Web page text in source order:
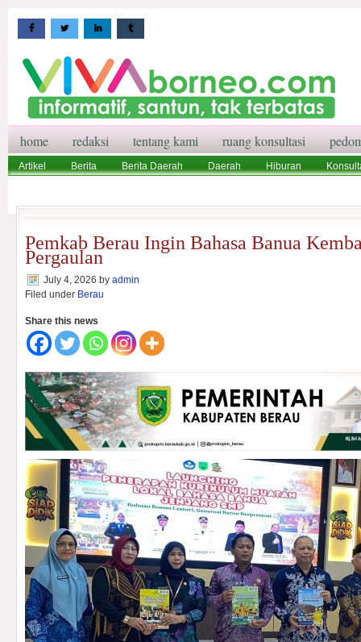
home redaksi tentang kami ruang konsultasi
Artikel Berita Berita Daerah Daerah Hiburan
Pemkab Berau Ingin Bahasa Banua
Pergaulan
July 4, 2026 by admin
Filed under Berau
Share this news